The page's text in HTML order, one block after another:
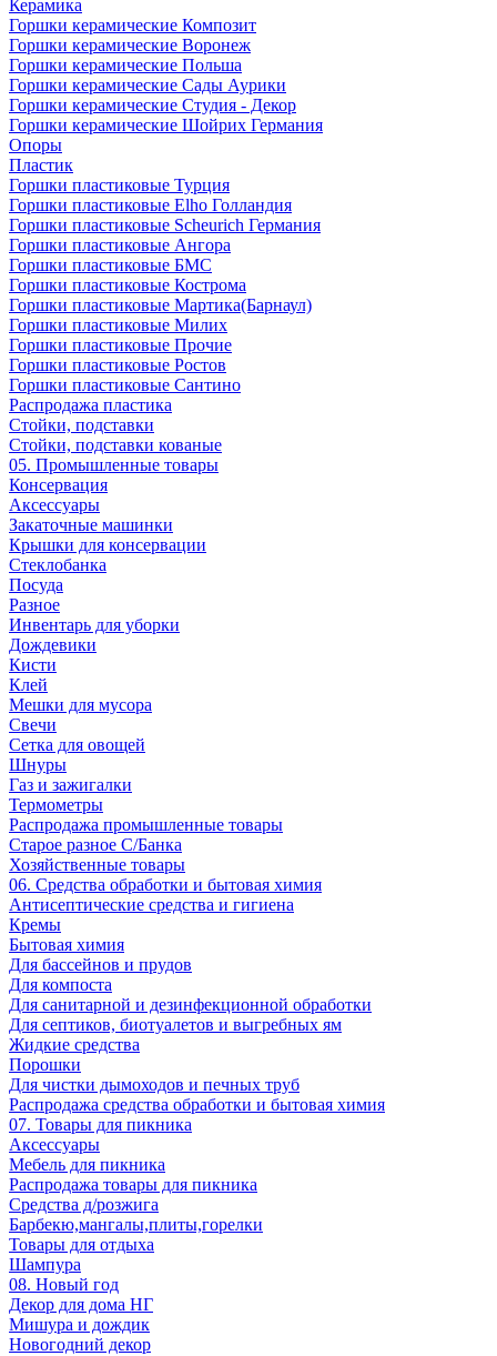
Керамика
Горшки керамические Композит
Горшки керамические Воронеж
Горшки керамические Польша
Горшки керамические Сады Аурики
Горшки керамические Студия - Декор
Горшки керамические Шойрих Германия
Опоры
Пластик
Горшки пластиковые Турция
Горшки пластиковые Elho Голландия
Горшки пластиковые Scheuriсh Германия
Горшки пластиковые Ангора
Горшки пластиковые БМС
Горшки пластиковые Кострома
Горшки пластиковые Мартика(Барнаул)
Горшки пластиковые Милих
Горшки пластиковые Прочие
Горшки пластиковые Ростов
Горшки пластиковые Сантино
Распродажа пластика
Стойки, подставки
Стойки, подставки кованые
05. Промышленные товары
Консервация
Аксессуары
Закаточные машинки
Крышки для консервации
Стеклобанка
Посуда
Разное
Инвентарь для уборки
Дождевики
Кисти
Клей
Мешки для мусора
Свечи
Сетка для овощей
Шнуры
Газ и зажигалки
Термометры
Распродажа промышленные товары
Старое разное С/Банка
Хозяйственные товары
06. Средства обработки и бытовая химия
Антисептические средства и гигиена
Кремы
Бытовая химия
Для бассейнов и прудов
Для компоста
Для санитарной и дезинфекционной обработки
Для септиков, биотуалетов и выгребных ям
Жидкие средства
Порошки
Для чистки дымоходов и печных труб
Распродажа средства обработки и бытовая химия
07. Товары для пикника
Аксессуары
Мебель для пикника
Распродажа товары для пикника
Средства д/розжига
Барбекю,мангалы,плиты,горелки
Товары для отдыха
Шампура
08. Новый год
Декор для дома НГ
Мишура и дождик
Новогодний декор